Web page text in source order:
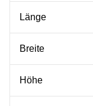
Länge
Breite
Höhe